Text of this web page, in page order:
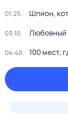
01:25 Шпион,
03:10
04:40 100 мест,